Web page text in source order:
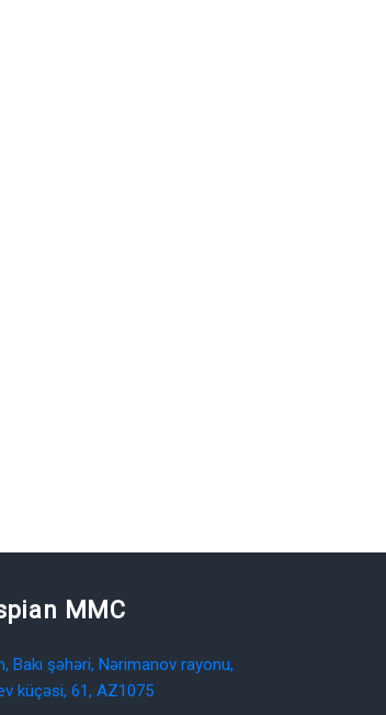
MMC
Bakı şəhəri, Nərimanov rayonu,
küçəsi, 61, AZ1075